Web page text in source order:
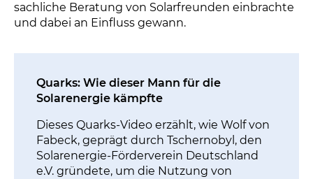
sachliche Beratung von Solarfreunden einbrachte
und dabei an Einfluss gewann.
Quarks: Wie dieser Mann für die
Solarenergie kämpfte
Dieses Quarks-Video erzählt, wie Wolf von
Fabeck, geprägt durch Tschernobyl, den
Solarenergie-Förderverein Deutschland
e.V. gründete, um die Nutzung von